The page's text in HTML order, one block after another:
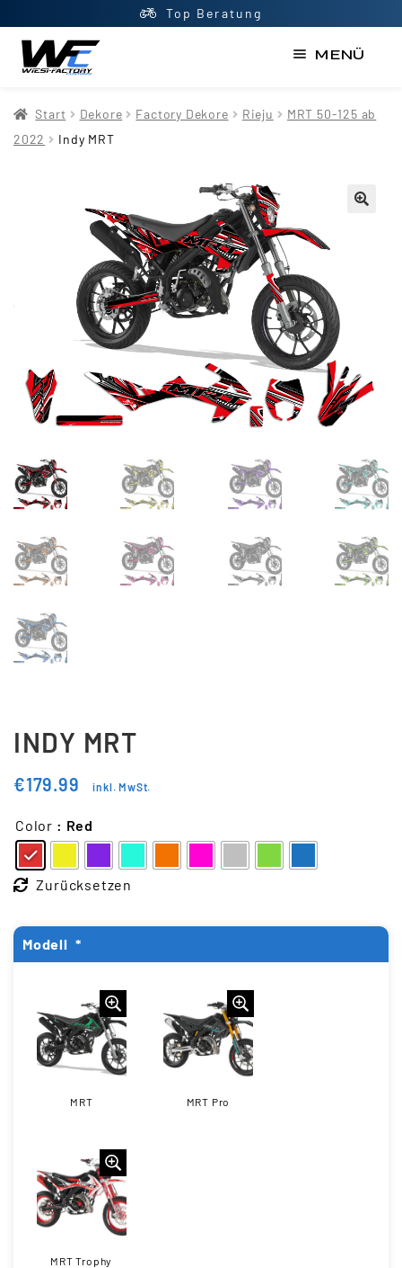
Top Beratung
MENÜ
AGB
Mein Konto
Newsletter
Shop
Updraft Central
Warenkorb
Widerrufsbelehrung
Wunschliste
Start Dekore Factory Dekore Rieju
MRT 50-125 ab
2022
Indy MRT
INDY MRT
€179.99 inkl. MwSt.
Color : Red
Zurücksetzen
Modell *
MRT MRT Pro
MRT Trophy